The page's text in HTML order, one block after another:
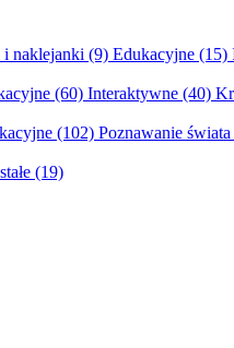
naklejanki (9) Edukacyjne (15)
(60) Interaktywne (40)
(102) Poznawanie świata
(19)